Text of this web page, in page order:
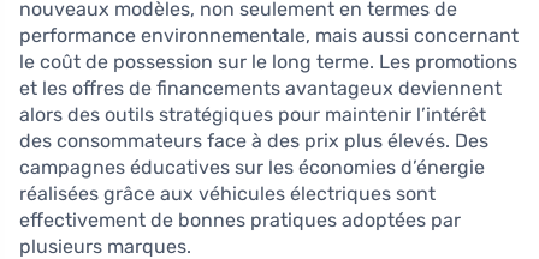
nouveaux modèles, non seulement en termes de
performance environnementale, mais aussi concernant
le coût de possession sur le long terme. Les promotions
et les offres de financements avantageux deviennent
alors des outils stratégiques pour maintenir l’intérêt
des consommateurs face à des prix plus élevés. Des
campagnes éducatives sur les économies d’énergie
réalisées grâce aux véhicules électriques sont
effectivement de bonnes pratiques adoptées par
plusieurs marques.